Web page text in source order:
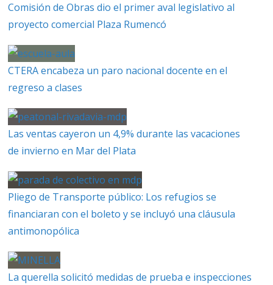
Comisión de Obras dio el primer aval legislativo al
proyecto comercial Plaza Rumencó
CTERA encabeza un paro nacional docente en el
regreso a clases
Las ventas cayeron un 4,9% durante las vacaciones
de invierno en Mar del Plata
Pliego de Transporte público: Los refugios se
financiaran con el boleto y se incluyó una cláusula
antimonopólica
La querella solicitó medidas de prueba e inspecciones